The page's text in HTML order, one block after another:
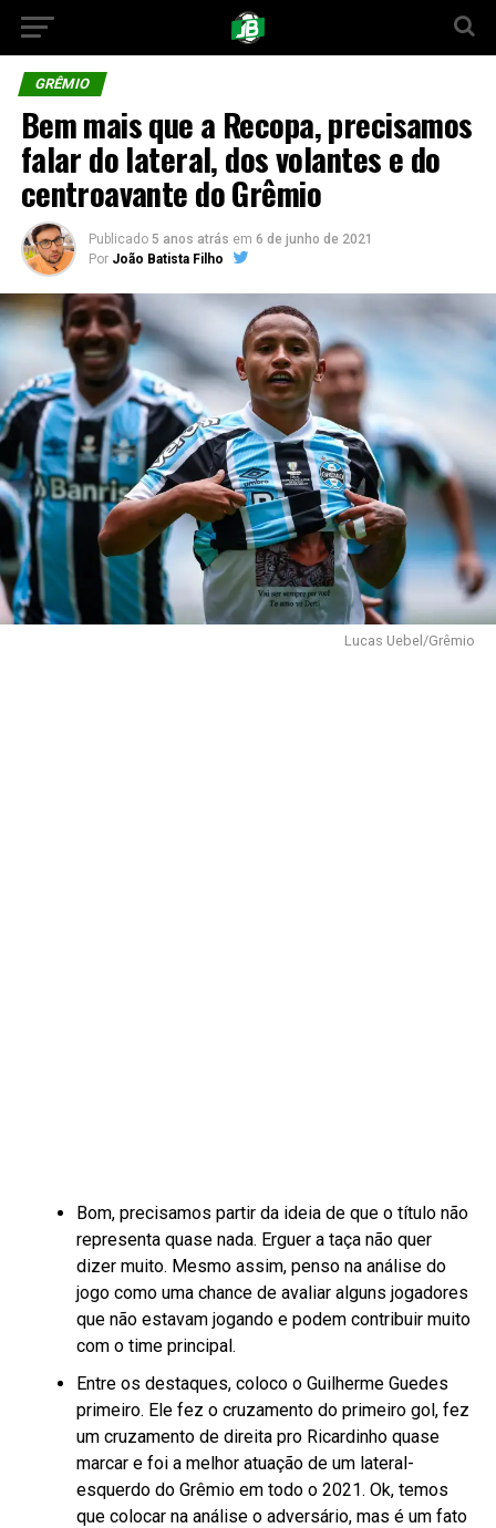
GRÊMIO
Bem mais que a Recopa, precisamos
falar do lateral, dos volantes e do
centroavante do Grêmio
Publicado 5 anos atrás em 6 de junho de 2021
Por João Batista Filho
Lucas Uebel/Grêmio
Bom, precisamos partir da ideia de que o título não
representa quase nada. Erguer a taça não quer
dizer muito. Mesmo assim, penso na análise do
jogo como uma chance de avaliar alguns jogadores
que não estavam jogando e podem contribuir muito
com o time principal.
Entre os destaques, coloco o Guilherme Guedes
primeiro. Ele fez o cruzamento do primeiro gol, fez
um cruzamento de direita pro Ricardinho quase
marcar e foi a melhor atuação de um lateral-
esquerdo do Grêmio em todo o 2021. Ok, temos
que colocar na análise o adversário, mas é um fato